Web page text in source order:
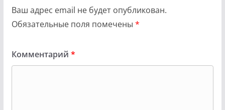
Ваш адрес email не будет опубликован.
Обязательные поля помечены *
Комментарий *